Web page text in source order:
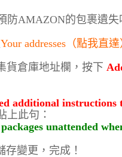
防AMAZON的包裹遺失
Your addresses（點我直
貨倉庫地址欄，按下
additional instructions
上此句：
unattended
存變更，完成！